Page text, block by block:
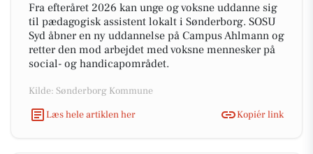
Fra efteråret 2026 kan unge og voksne uddanne sig
til pædagogisk assistent lokalt i Sønderborg. SOSU
Syd åbner en ny uddannelse på Campus Ahlmann og
retter den mod arbejdet med voksne mennesker på
social- og handicapområdet.
Kilde: Sønderborg Kommune
Læs hele artiklen her
Kopiér link